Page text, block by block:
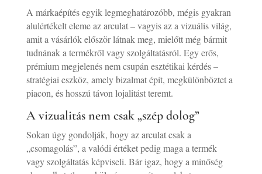
A márkaépítés egyik legmeghatározóbb, mégis gyakran
alulértékelt eleme az arculat – vagyis az a vizuális világ,
amit a vásárlók először látnak meg, mielőtt még bármit
tudnának a termékről vagy szolgáltatásról. Egy erős,
prémium megjelenés nem csupán esztétikai kérdés –
stratégiai eszköz, amely bizalmat épít, megkülönböztet a
piacon, és hosszú távon lojalitást teremt.
A vizualitás nem csak „szép dolog”
Sokan úgy gondolják, hogy az arculat csak a
„csomagolás”, a valódi értéket pedig maga a termék
vagy szolgáltatás képviseli. Bár igaz, hogy a minőség